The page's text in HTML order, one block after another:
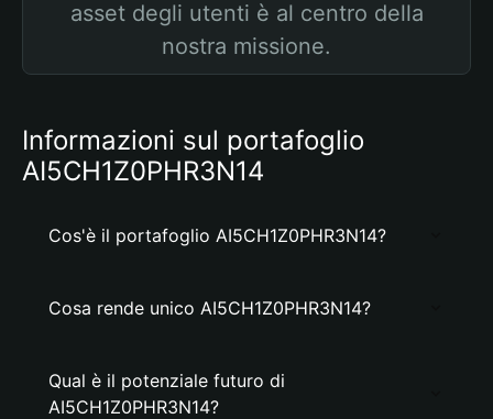
asset degli utenti è al centro della
nostra missione.
Informazioni sul portafoglio
AI5CH1Z0PHR3N14
Cos'è il portafoglio AI5CH1Z0PHR3N14?
Cosa rende unico AI5CH1Z0PHR3N14?
Qual è il potenziale futuro di
AI5CH1Z0PHR3N14?